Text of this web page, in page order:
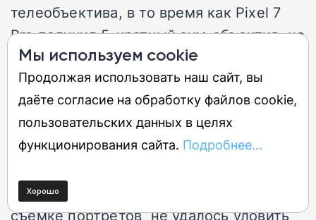
телеобъектива, в то время как Pixel 7
Pro получил 5-кратный зум-объектив, но
в этом случае вам придется доплатить
за преимущество более продвинутой
оптики Google по сравнению с ценой
OnePlus 11.
портретной и пейзажной съемке. При
съемке портретов не удалось уловить
Мы используем cookie
Продолжая использовать наш сайт, вы
даёте согласие на обработку файлов cookie,
пользовательских данных в целях
функционирования сайта. Подробнее...